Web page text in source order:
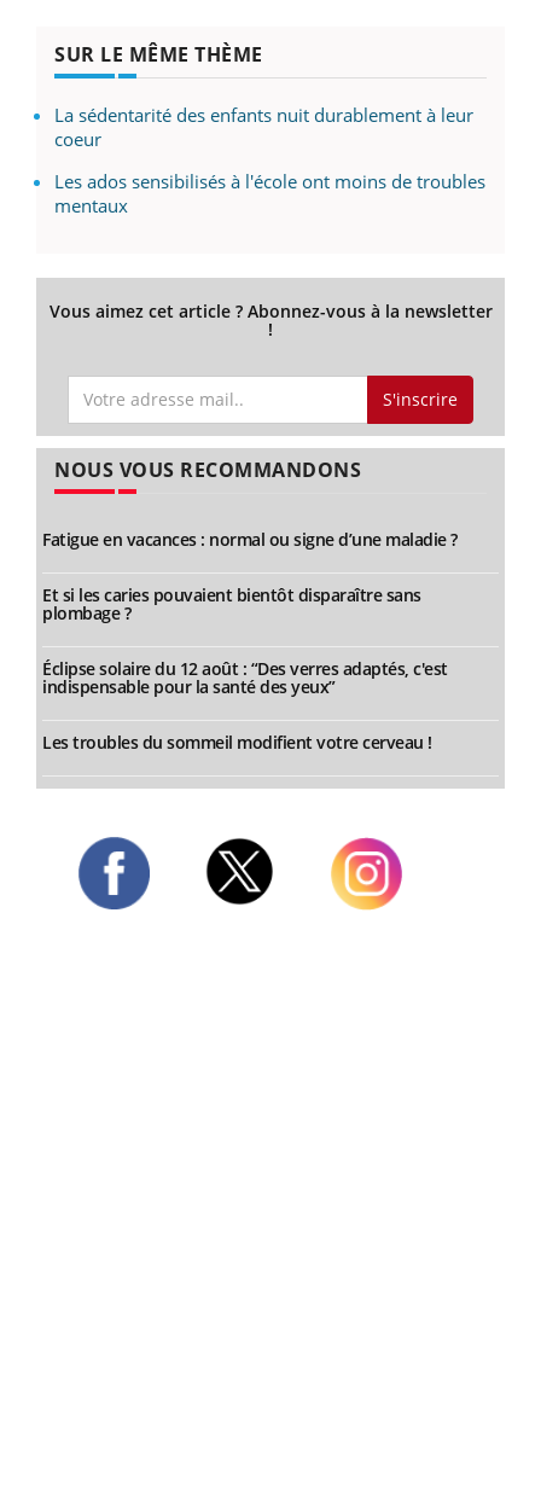
SUR LE MÊME THÈME
La sédentarité des enfants nuit durablement à leur
coeur
Les ados sensibilisés à l'école ont moins de troubles
mentaux
Vous aimez cet article ? Abonnez-vous à la newsletter
!
S'inscrire
NOUS VOUS RECOMMANDONS
Fatigue en vacances : normal ou signe d’une maladie ?
Et si les caries pouvaient bientôt disparaître sans
plombage ?
Éclipse solaire du 12 août : “Des verres adaptés, c'est
indispensable pour la santé des yeux”
Les troubles du sommeil modifient votre cerveau !